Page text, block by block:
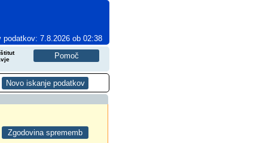
podatkov: 7.8.2026 ob 02:38